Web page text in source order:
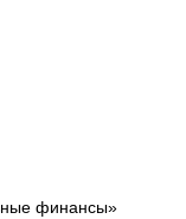
финансы»